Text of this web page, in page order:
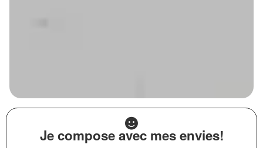
Je compose avec mes envies!